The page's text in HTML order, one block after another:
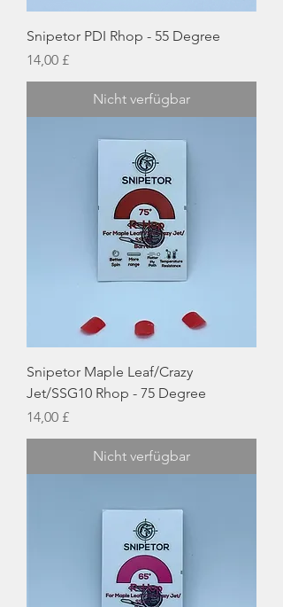
Snipetor PDI Rhop - 55 Degree
Preis
14,00 £
Nicht verfügbar
Snipetor Maple Leaf/Crazy
Jet/SSG10 Rhop - 75 Degree
Preis
14,00 £
Nicht verfügbar